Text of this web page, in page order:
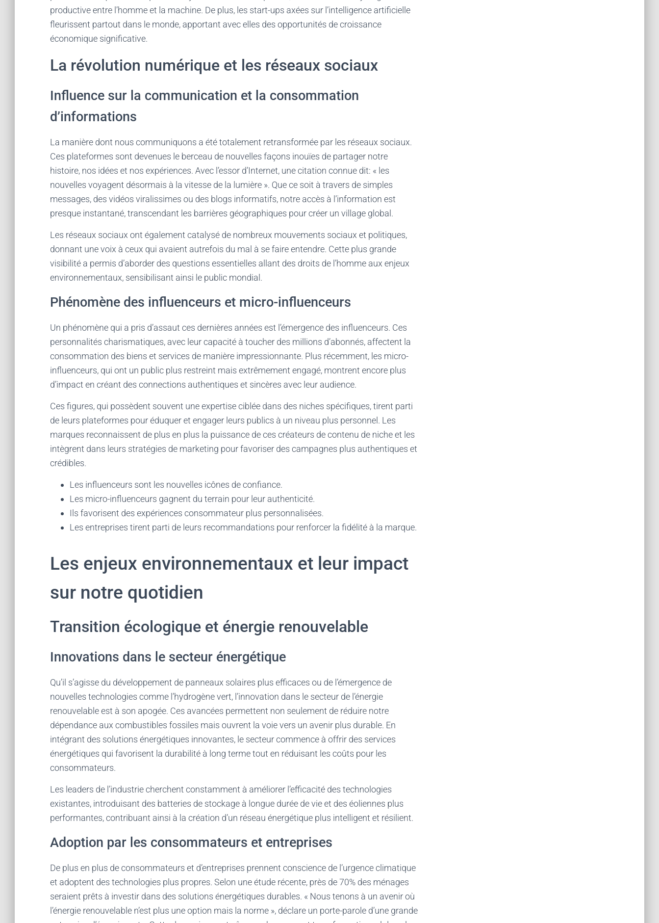
productive entre l’homme et la machine. De plus, les start-ups axées sur l’intelligence artificielle
fleurissent partout dans le monde, apportant avec elles des opportunités de croissance
économique significative.
La révolution numérique et les réseaux sociaux
Influence sur la communication et la consommation
d’informations
La manière dont nous communiquons a été totalement retransformée par les réseaux sociaux.
Ces plateformes sont devenues le berceau de nouvelles façons inouïes de partager notre
histoire, nos idées et nos expériences. Avec l’essor d’Internet, une citation connue dit: « les
nouvelles voyagent désormais à la vitesse de la lumière ». Que ce soit à travers de simples
messages, des vidéos viralissimes ou des blogs informatifs, notre accès à l’information est
presque instantané, transcendant les barrières géographiques pour créer un village global.
Les réseaux sociaux ont également catalysé de nombreux mouvements sociaux et politiques,
donnant une voix à ceux qui avaient autrefois du mal à se faire entendre. Cette plus grande
visibilité a permis d’aborder des questions essentielles allant des droits de l’homme aux enjeux
environnementaux, sensibilisant ainsi le public mondial.
Phénomène des influenceurs et micro-influenceurs
Un phénomène qui a pris d’assaut ces dernières années est l’émergence des influenceurs. Ces
personnalités charismatiques, avec leur capacité à toucher des millions d’abonnés, affectent la
consommation des biens et services de manière impressionnante. Plus récemment, les micro-
influenceurs, qui ont un public plus restreint mais extrêmement engagé, montrent encore plus
d’impact en créant des connections authentiques et sincères avec leur audience.
Ces figures, qui possèdent souvent une expertise ciblée dans des niches spécifiques, tirent parti
de leurs plateformes pour éduquer et engager leurs publics à un niveau plus personnel. Les
marques reconnaissent de plus en plus la puissance de ces créateurs de contenu de niche et les
intègrent dans leurs stratégies de marketing pour favoriser des campagnes plus authentiques et
crédibles.
Les influenceurs sont les nouvelles icônes de confiance.
Les micro-influenceurs gagnent du terrain pour leur authenticité.
Ils favorisent des expériences consommateur plus personnalisées.
Les entreprises tirent parti de leurs recommandations pour renforcer la fidélité à la marque.
Les enjeux environnementaux et leur impact
sur notre quotidien
Transition écologique et énergie renouvelable
Innovations dans le secteur énergétique
Qu’il s’agisse du développement de panneaux solaires plus efficaces ou de l’émergence de
nouvelles technologies comme l’hydrogène vert, l’innovation dans le secteur de l’énergie
renouvelable est à son apogée. Ces avancées permettent non seulement de réduire notre
dépendance aux combustibles fossiles mais ouvrent la voie vers un avenir plus durable. En
intégrant des solutions énergétiques innovantes, le secteur commence à offrir des services
énergétiques qui favorisent la durabilité à long terme tout en réduisant les coûts pour les
consommateurs.
Les leaders de l’industrie cherchent constamment à améliorer l’efficacité des technologies
existantes, introduisant des batteries de stockage à longue durée de vie et des éoliennes plus
performantes, contribuant ainsi à la création d’un réseau énergétique plus intelligent et résilient.
Adoption par les consommateurs et entreprises
De plus en plus de consommateurs et d’entreprises prennent conscience de l’urgence climatique
et adoptent des technologies plus propres. Selon une étude récente, près de 70% des ménages
seraient prêts à investir dans des solutions énergétiques durables. « Nous tenons à un avenir où
l’énergie renouvelable n’est plus une option mais la norme », déclare un porte-parole d’une grande